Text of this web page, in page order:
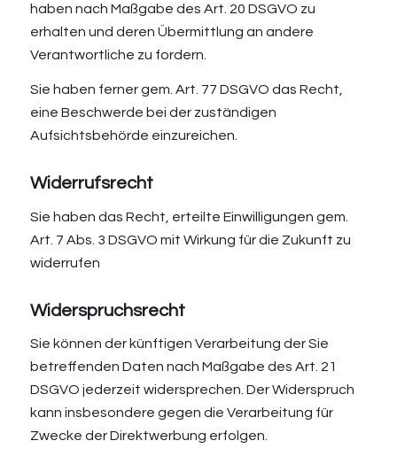
haben nach Maßgabe des Art. 20 DSGVO zu
erhalten und deren Übermittlung an andere
Verantwortliche zu fordern.
Sie haben ferner gem. Art. 77 DSGVO das Recht,
eine Beschwerde bei der zuständigen
Aufsichtsbehörde einzureichen.
Widerrufsrecht
Sie haben das Recht, erteilte Einwilligungen gem.
Art. 7 Abs. 3 DSGVO mit Wirkung für die Zukunft zu
widerrufen
Widerspruchsrecht
Sie können der künftigen Verarbeitung der Sie
betreffenden Daten nach Maßgabe des Art. 21
DSGVO jederzeit widersprechen. Der Widerspruch
kann insbesondere gegen die Verarbeitung für
Zwecke der Direktwerbung erfolgen.